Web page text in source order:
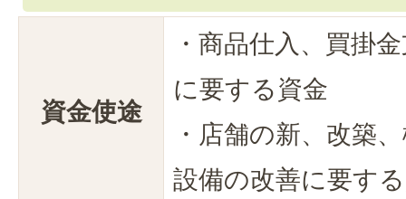
資金使途
・商品仕入、買掛
に要する資金
・店舗の新、改築
設備の改善に要す